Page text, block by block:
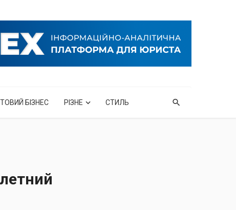
БІЗНЕС РІЗНЕ СТИЛЬ